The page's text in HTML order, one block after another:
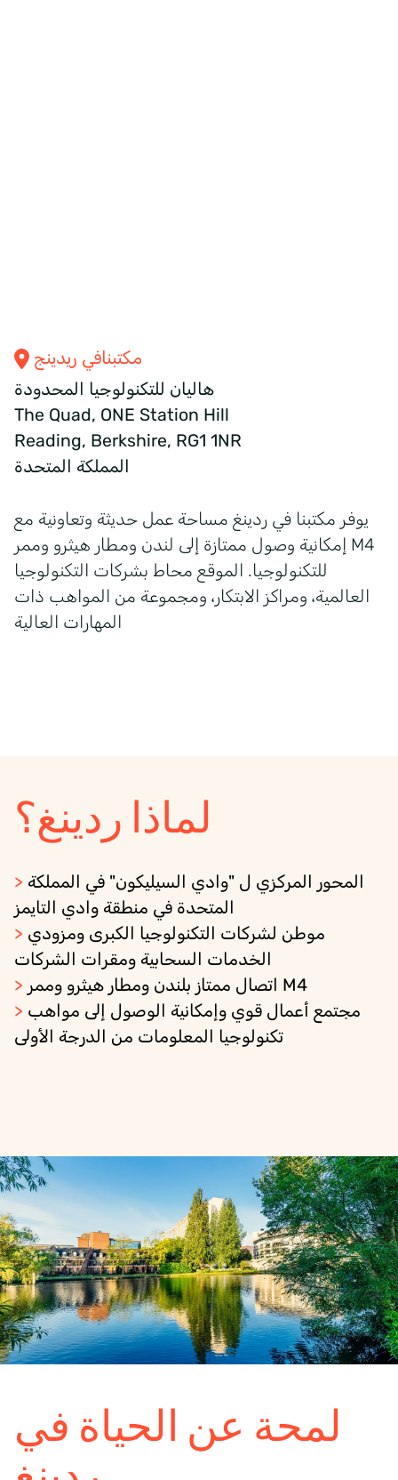
مكتبنافي ريدينج
هاليان للتكنولوجيا المحدودة
The Quad, ONE Station Hill
Reading, Berkshire, RG1 1NR
المملكة المتحدة
يوفر مكتبنا في ردينغ مساحة عمل حديثة وتعاونية مع
إمكانية وصول ممتازة إلى لندن ومطار هيثرو وممر M4
للتكنولوجيا. الموقع محاط بشركات التكنولوجيا
العالمية، ومراكز الابتكار، ومجموعة من المواهب ذات
المهارات العالية
لماذا ردينغ؟
> المحور المركزي ل "وادي السيليكون" في المملكة
المتحدة في منطقة وادي التايمز
> موطن لشركات التكنولوجيا الكبرى ومزودي
الخدمات السحابية ومقرات الشركات
>
اتصال ممتاز بلندن ومطار هيثرو وممر M4
> مجتمع أعمال قوي وإمكانية الوصول إلى مواهب
تكنولوجيا المعلومات من الدرجة الأولى
لمحة عن الحياة في